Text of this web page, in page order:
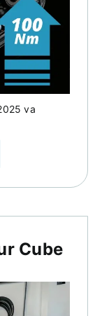
va
Cube